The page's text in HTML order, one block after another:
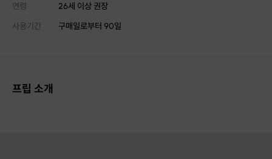
연령
26세 이상 권장
사용기간
구매일로부터 90일
프립 소개